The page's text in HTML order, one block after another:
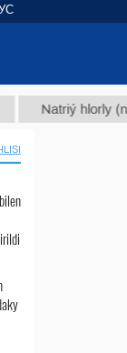
Natriý hlorly